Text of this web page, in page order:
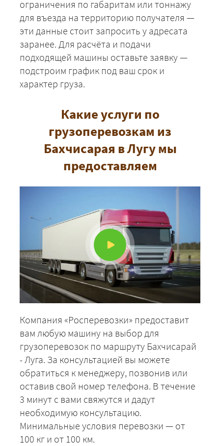
ограничения по габаритам или тоннажу
для въезда на территорию получателя —
эти данные стоит запросить у адресата
заранее. Для расчёта и подачи
подходящей машины оставьте заявку —
подстроим график под ваш срок и
характер груза.
Какие услуги по
грузоперевозкам из
Бахчисарая в Лугу мы
предоставляем
Компания «Росперевозки» предоставит
вам любую машину на выбор для
грузоперевозок по маршруту Бахчисарай
- Луга. За консультацией вы можете
обратиться к менеджеру, позвонив или
оставив свой номер телефона. В течение
3 минут с вами свяжутся и дадут
необходимую консультацию.
Минимальные условия перевозки — от
100 кг и от 100 км.
+7 (499) 520-05-23
ЗАКАЗАТЬ